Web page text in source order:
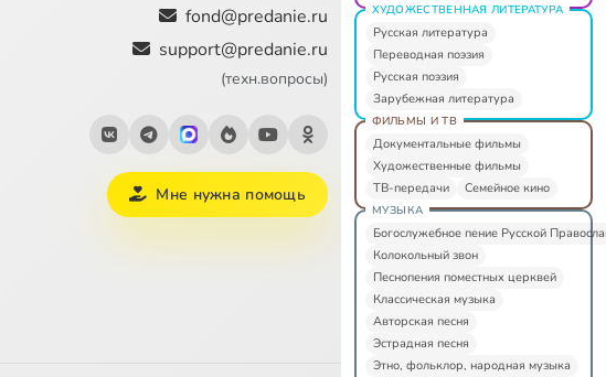
fond@predanie.ru
support@predanie.ru
(техн.вопросы)
Мне нужна помощь
ХУДОЖЕСТВЕННАЯ ЛИТЕРАТУРА
Русская литература
Переводная поэзия
Русская поэзия
Зарубежная литература
ФИЛЬМЫ И ТВ
Документальные фильмы
Художественные фильмы
ТВ-передачи
Семейное кино
МУЗЫКА
Богослужебное пение Русской
Колокольный звон
Песнопения поместных церквей
Классическая музыка
Авторская песня
Эстрадная песня
Этно, фольклор, народная музыка